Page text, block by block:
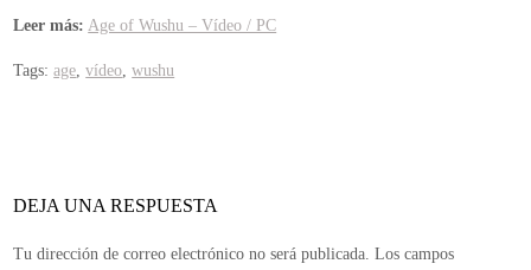
–
/
Leer más: Age of Wushu – Vídeo / PC
Tags:age,vídeo,wushu
DEJA UNA RESPUESTA
Tu dirección de correo electrónico no será publicada. Los campos